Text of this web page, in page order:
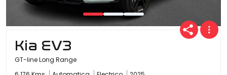
Kia EV3
GT-line Long Range